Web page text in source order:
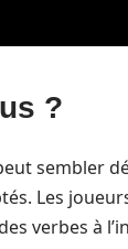
?
sembler
Les
verbes à